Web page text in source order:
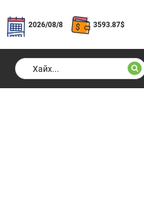
2026/08/8 3593.87$